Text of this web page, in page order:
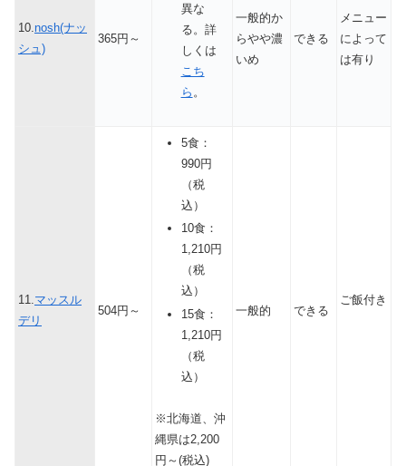
10.nosh(ナッ
シュ)
365円～
異な
る。詳
しくは
こち
ら 。
一般的か
らやや濃
いめ
できる
メニュー
によって
は有り
11.マッスル
デリ
504円～
5食：
990円
（税
込）
10食：
1,210円
（税
込）
15食：
1,210円
（税
込）
※北海道、沖
縄県は2,200
円～(税込)
一般的 できる
ご飯付き